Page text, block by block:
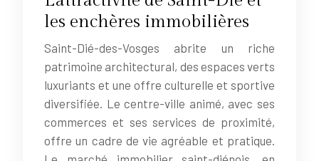
les enchères immobilières
Saint-Dié-des-Vosges abrite un riche
patrimoine architectural, des espaces verts
luxuriants et une offre culturelle et sportive
diversifiée. Le centre-ville animé, avec ses
commerces et ses services de proximité,
offre un cadre de vie agréable et pratique.